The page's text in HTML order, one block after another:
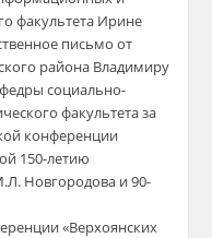
факультета Ирине
письмо от
района Владимиру
социально-
факультета за
конференции
150-летию
Новгородова и 90-
«Верхоянских